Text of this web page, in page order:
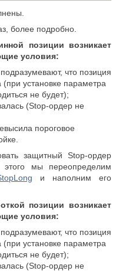
более подробно.
позиции возникает
условия:
что позиция
установке параметра
не будет);
(Stop-ордер не
пороговое
защитный Stop-ордер
этого мы переопределим
и наполним его
позиции возникает
условия:
что позиция
установке параметра
не будет);
(Stop-ордер не